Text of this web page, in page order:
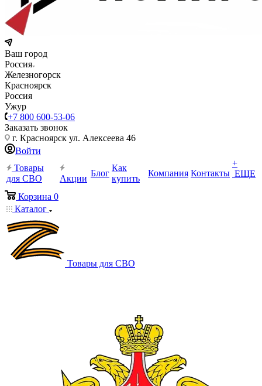
Ваш город
Россия
Железногорск
Красноярск
Россия
Ужур
+7 800 600-53-06
Заказать звонок
г. Красноярск ул. Алексеева 46
Войти
Товары
для СВО
Акции
Блог
Как
купить
Компания Контакты
+
ЕЩЕ
Корзина 0
Каталог
Товары для СВО